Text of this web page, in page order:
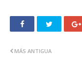
MÁS ANTIGUA